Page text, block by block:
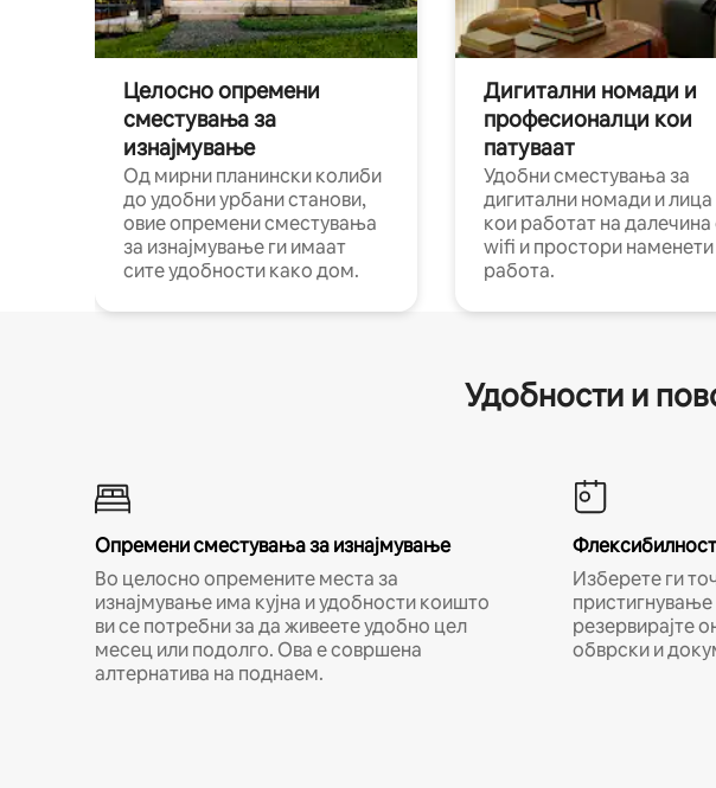
Целосно опремени
сместувања за
изнајмување
Од мирни планински колиби
до удобни урбани станови,
овие опремени сместувања
за изнајмување ги имаат
сите удобности како дом.
Дигитални номади и
професионалци кои
патуваат
Удобни сместувања за
дигитални номади и лица
кои работат на далечина
wifi и простори наменети
работа.
Удобности и
Опремени сместувања за изнајмување
Во целосно опремените места за
изнајмување има кујна и удобности коишто
ви се потребни за да живеете удобно цел
месец или подолго. Ова е совршена
алтернатива на поднаем.
Изберете ги
резервирајте
обврски и